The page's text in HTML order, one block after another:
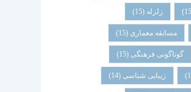
زلزله (15)
مسابقه معماری (15)
گوناگونی فرهنگی (15)
زیبایی شناسی (14)